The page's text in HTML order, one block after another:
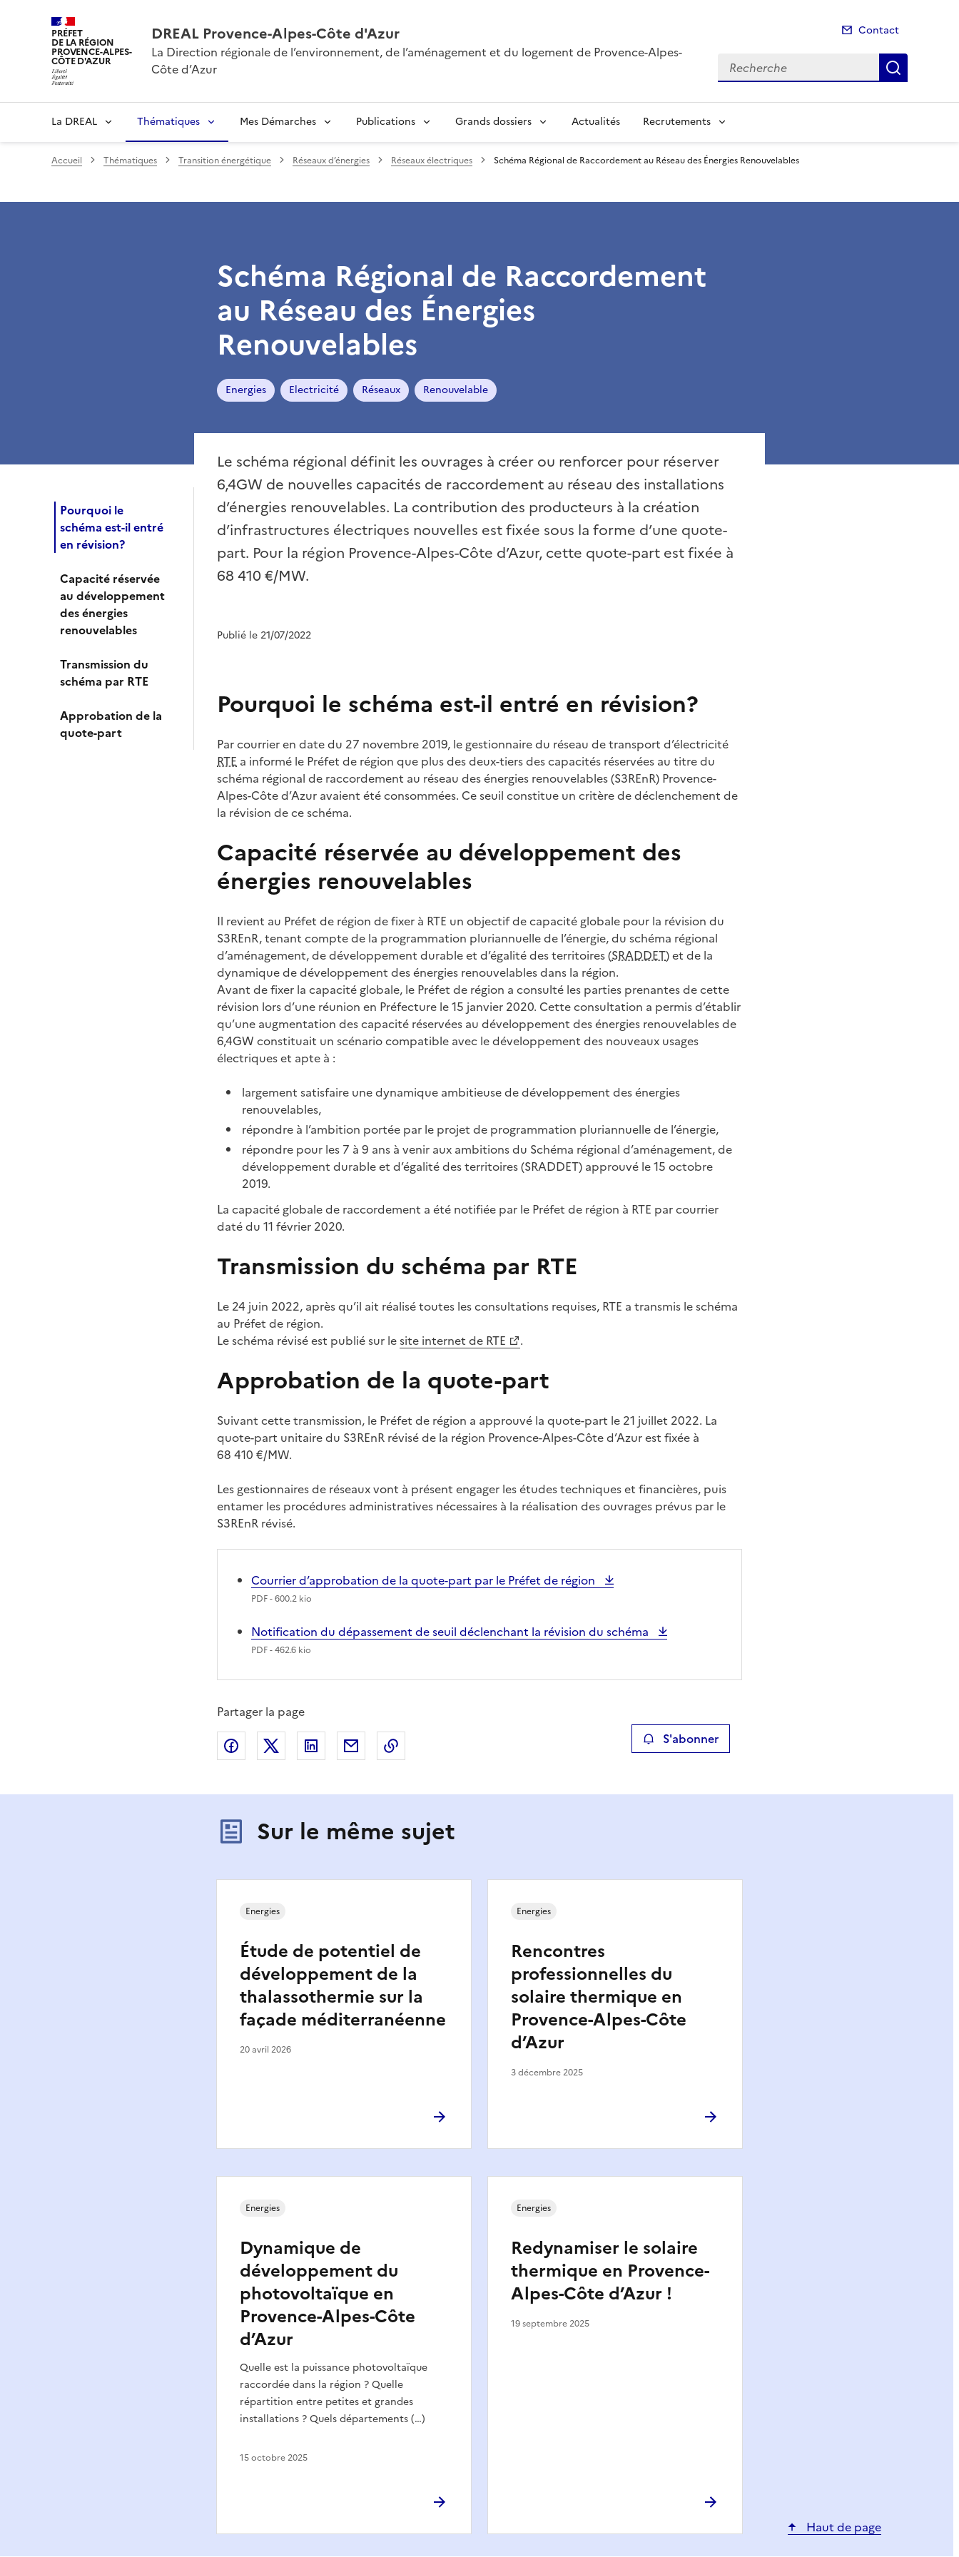
PRÉFET
DE LA RÉGION
PROVENCE-ALPES-
CÔTE D'AZUR
DREAL Provence-Alpes-Côte d'Azur
La Direction régionale de l’environnement, de l’aménagement et du logement de Provence-Alpes-
Côte d’Azur
Contact
Recherche
La DREAL Thématiques Mes Démarches Publications Grands dossiers Actualités Recrutements
Accueil Thématiques Transition énergétique Réseaux d’énergies Réseaux électriques Schéma Régional de Raccordement au Réseau des Énergies Renouvelables
Pourquoi le
schéma est-il entré
en révision?
Capacité réservée
au développement
des énergies
renouvelables
Transmission du
schéma par RTE
Approbation de la
quote-part
Schéma Régional de Raccordement
au Réseau des Énergies
Renouvelables
Energies Electricité Réseaux Renouvelable
Le schéma régional définit les ouvrages à créer ou renforcer pour réserver
6,4GW de nouvelles capacités de raccordement au réseau des installations
d’énergies renouvelables. La contribution des producteurs à la création
d’infrastructures électriques nouvelles est fixée sous la forme d’une quote-
part. Pour la région Provence-Alpes-Côte d’Azur, cette quote-part est fixée à
68 410 €/MW.
Publié le 21/07/2022
Pourquoi le schéma est-il entré en révision?
Par courrier en date du 27 novembre 2019, le gestionnaire du réseau de transport d’électricité
RTE a informé le Préfet de région que plus des deux-tiers des capacités réservées au titre du
schéma régional de raccordement au réseau des énergies renouvelables (S3REnR) Provence-
Alpes-Côte d’Azur avaient été consommées. Ce seuil constitue un critère de déclenchement de
la révision de ce schéma.
Capacité réservée au développement des
énergies renouvelables
Il revient au Préfet de région de fixer à RTE un objectif de capacité globale pour la révision du
S3REnR, tenant compte de la programmation pluriannuelle de l’énergie, du schéma régional
d’aménagement, de développement durable et d’égalité des territoires (SRADDET) et de la
dynamique de développement des énergies renouvelables dans la région.
Avant de fixer la capacité globale, le Préfet de région a consulté les parties prenantes de cette
révision lors d’une réunion en Préfecture le 15 janvier 2020. Cette consultation a permis d’établir
qu’une augmentation des capacité réservées au développement des énergies renouvelables de
6,4GW constituait un scénario compatible avec le développement des nouveaux usages
électriques et apte à :
largement satisfaire une dynamique ambitieuse de développement des énergies
renouvelables,
répondre à l’ambition portée par le projet de programmation pluriannuelle de l’énergie,
répondre pour les 7 à 9 ans à venir aux ambitions du Schéma régional d’aménagement, de
développement durable et d’égalité des territoires (SRADDET) approuvé le 15 octobre
2019.
La capacité globale de raccordement a été notifiée par le Préfet de région à RTE par courrier
daté du 11 février 2020.
Transmission du schéma par RTE
Le 24 juin 2022, après qu’il ait réalisé toutes les consultations requises, RTE a transmis le schéma
au Préfet de région.
Le schéma révisé est publié sur lesite internet de RTE .
Approbation de la quote-part
Suivant cette transmission, le Préfet de région a approuvé la quote-part le 21 juillet 2022. La
quote-part unitaire du S3REnR révisé de la région Provence-Alpes-Côte d’Azur est fixée à
68 410 €/MW.
Les gestionnaires de réseaux vont à présent engager les études techniques et financières, puis
entamer les procédures administratives nécessaires à la réalisation des ouvrages prévus par le
S3REnR révisé.
Courrier d’approbation de la quote-part par le Préfet de région
PDF- 600.2 kio
Notification du dépassement de seuil déclenchant la révision du schéma
PDF- 462.6 kio
Partager la page
Partager sur Facebook
Partager sur XPartager sur LinkedIn
Partager par emailCopier le lien de la page dans le presse-papier S'abonner
Sur le même sujet
Étude de potentiel de
développement de la
thalassothermie sur la
façade méditerranéenne
Energies
20 avril 2026
Rencontres
professionnelles du
solaire thermique en
Provence-Alpes-Côte
d’Azur
Energies
3 décembre 2025
Dynamique de
développement du
photovoltaïque en
Provence-Alpes-Côte
d’Azur
Quelle est la puissance photovoltaïque
raccordée dans la région ? Quelle
répartition entre petites et grandes
installations ? Quels départements (…)
Energies
15 octobre 2025
Redynamiser le solaire
thermique en Provence-
Alpes-Côte d’Azur !
Energies
19 septembre 2025
Haut de page